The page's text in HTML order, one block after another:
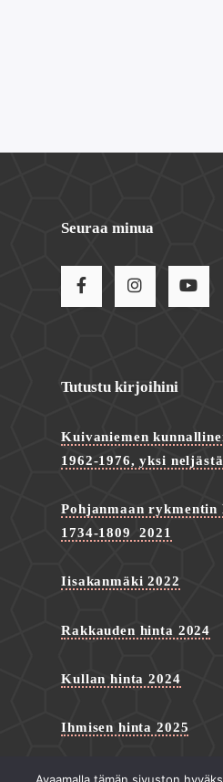
Seuraa minua
Tutustu kirjoihini
Kuivaniemen
1962-1976, yksi
Pohjanmaan rykmentin
1734-1809 2021
Iisakanmäki 2022
Rakkauden hinta 2024
Kullan hinta 2024
Ihmisen hinta 2025